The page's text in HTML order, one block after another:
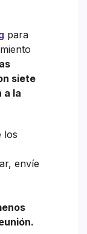
para
siete
a la
los
envíe